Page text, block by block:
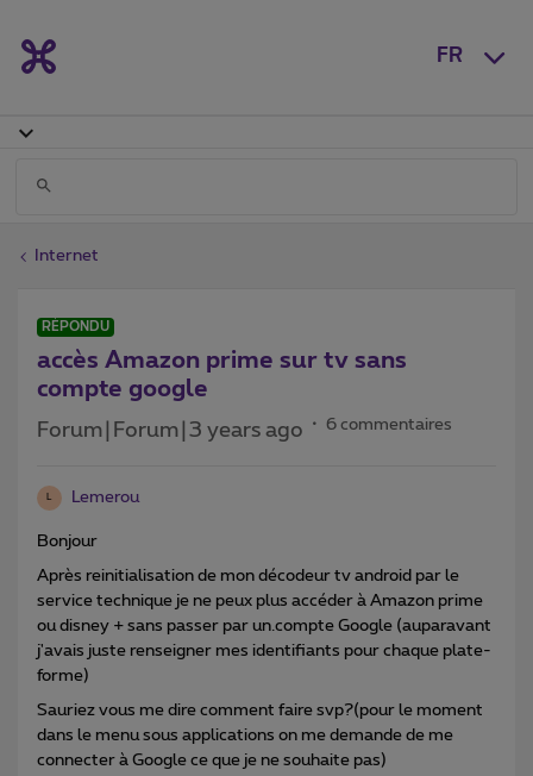
FR
Internet
RÉPONDU
accès Amazon prime sur tv sans
compte google
Forum|Forum|3 years ago 6 commentaires
L Lemerou
Bonjour
Après reinitialisation de mon décodeur tv android par le
service technique je ne peux plus accéder à Amazon prime
ou disney + sans passer par un.compte Google (auparavant
j'avais juste renseigner mes identifiants pour chaque plate-
forme)
Sauriez vous me dire comment faire svp?(pour le moment
dans le menu sous applications on me demande de me
connecter à Google ce que je ne souhaite pas)